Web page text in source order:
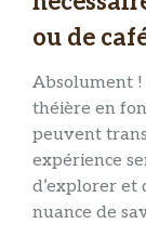
ou de
Absolument !
théière en
peuvent
expérience
d’explorer et
nuance de